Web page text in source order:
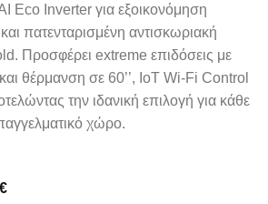
Eco Inverter για εξοικονόμηση
πατενταρισμένη αντισκωριακή
Προσφέρει extreme επιδόσεις με
θέρμανση σε 60’’, IoT Wi-Fi Control
την ιδανική επιλογή για κάθε
χώρο.
€Price